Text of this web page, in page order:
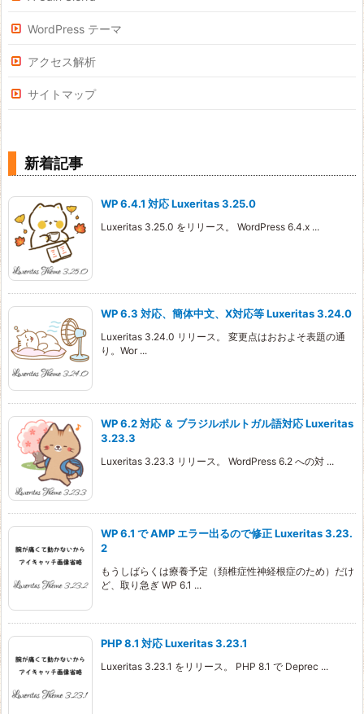
WordPress テーマ
アクセス解析
サイトマップ
新着記事
WP 6.4.1 対応 Luxeritas 3.25.0
Luxeritas 3.25.0 をリリース。 WordPress 6.4.x ...
WP 6.3 対応、簡体中文、X対応等 Luxeritas 3.24.0
Luxeritas 3.24.0 リリース。 変更点はおおよそ表題の通
り。Wor ...
WP 6.2 対応 ＆ ブラジルポルトガル語対応 Luxeritas
3.23.3
Luxeritas 3.23.3 リリース。 WordPress 6.2 への対 ...
WP 6.1 で AMP エラー出るので修正 Luxeritas 3.23.
2
もうしばらくは療養予定（頚椎症性神経根症のため）だけ
ど、取り急ぎ WP 6.1 ...
PHP 8.1 対応 Luxeritas 3.23.1
Luxeritas 3.23.1 をリリース。 PHP 8.1 で Deprec ...